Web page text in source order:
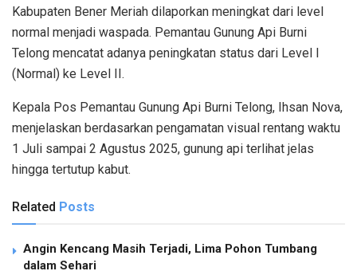
Kabupaten Bener Meriah dilaporkan meningkat dari level
normal menjadi waspada. Pemantau Gunung Api Burni
Telong mencatat adanya peningkatan status dari Level I
(Normal) ke Level II.
Kepala Pos Pemantau Gunung Api Burni Telong, Ihsan Nova,
menjelaskan berdasarkan pengamatan visual rentang waktu
1 Juli sampai 2 Agustus 2025, gunung api terlihat jelas
hingga tertutup kabut.
Related Posts
Angin Kencang Masih Terjadi, Lima Pohon Tumbang
dalam Sehari